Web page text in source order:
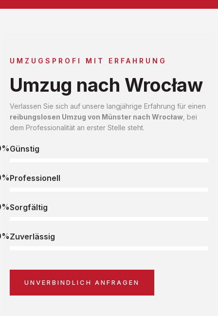
UMZUGSPROFI MIT ERFAHRUNG
Umzug nach Wrocław
Verlassen Sie sich auf unsere langjährige Erfahrung für einen
reibungslosen Umzug von Münster nach Wrocław , bei
dem Professionalität an erster Stelle steht.
Günstig
Professionell
Sorgfältig
Zuverlässig
UNVERBINDLICH ANFRAGEN